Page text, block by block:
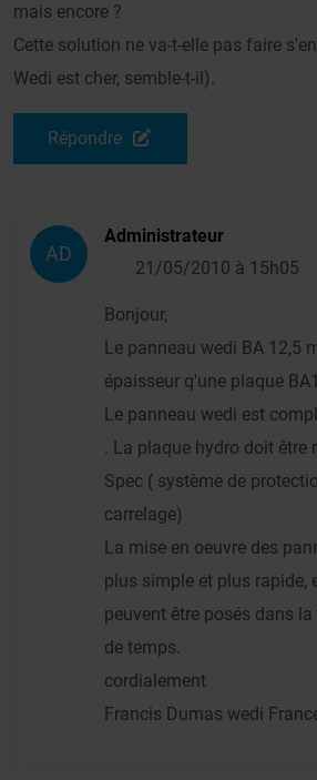
mais encore ?
Cette solution ne va-t-elle pas faire
Wedi est cher, semble-t-il).
Répondre
AD
Administrateur
21/05/2010 à 15h05
Bonjour,
Le panneau wedi BA 12,5
épaisseur q'une plaque
Le panneau wedi est
. La plaque hydro doit être
Spec ( système de
carrelage)
La mise en oeuvre des
plus simple et plus rapide,
peuvent être posés dans
de temps.
cordialement
Francis Dumas wedi